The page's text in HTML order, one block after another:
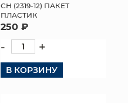
СН (2319-12) ПАКЕТ
ПЛАСТИК
250 ₽
- +
В КОРЗИНУ